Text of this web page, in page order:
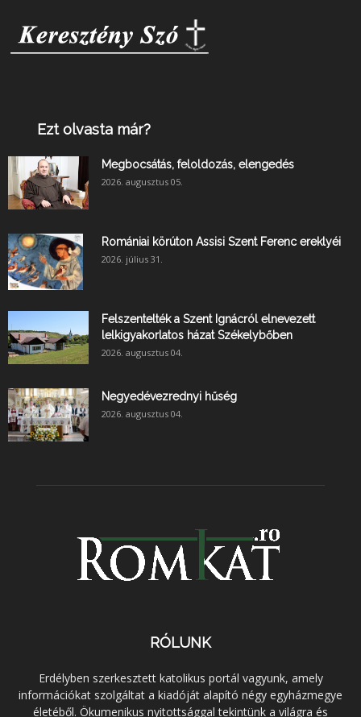
Ezt olvasta már?
Megbocsátás, feloldozás, elengedés
2026. augusztus 05.
Romániai körúton Assisi Szent Ferenc ereklyéi
2026. július 31.
Felszentelték a Szent Ignácról elnevezett
lelkigyakorlatos házat Székelybőben
2026. augusztus 04.
Negyedévezrednyi hűség
2026. augusztus 04.
RÓLUNK
Erdélyben szerkesztett katolikus portál vagyunk, amely
információkat szolgáltat a kiadóját alapító négy egyházmegye
életéből. Ökumenikus nyitottsággal tekintünk a világra és